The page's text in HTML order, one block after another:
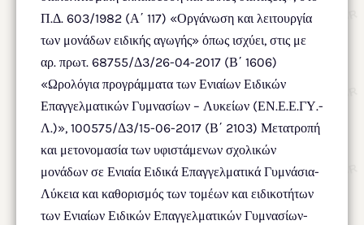
Π.Δ. 603/1982 (Α΄ 117) «Οργάνωση και λειτουργία
των μονάδων ειδικής αγωγής» όπως ισχύει, στις με
αρ. πρωτ. 68755/Δ3/26-04-2017 (Β΄ 1606)
«Ωρολόγια προγράμματα των Ενιαίων Ειδικών
Επαγγελματικών Γυμνασίων – Λυκείων (ΕΝ.Ε.Ε.ΓΥ.-
Λ.)», 100575/Δ3/15-06-2017 (Β΄ 2103) Μετατροπή
και μετονομασία των υφιστάμενων σχολικών
μονάδων σε Ενιαία Ειδικά Επαγγελματικά Γυμνάσια-
Λύκεια και καθορισμός των τομέων και ειδικοτήτων
των Ενιαίων Ειδικών Επαγγελματικών Γυμνασίων-